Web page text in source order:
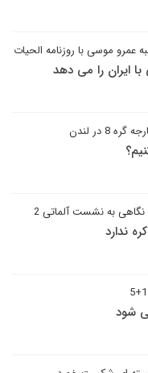
موسی با روزنامه الحیات
ایران را می دهد
8 در لندن
نگاهی به نشست آلماتی 2
ندارد
شود